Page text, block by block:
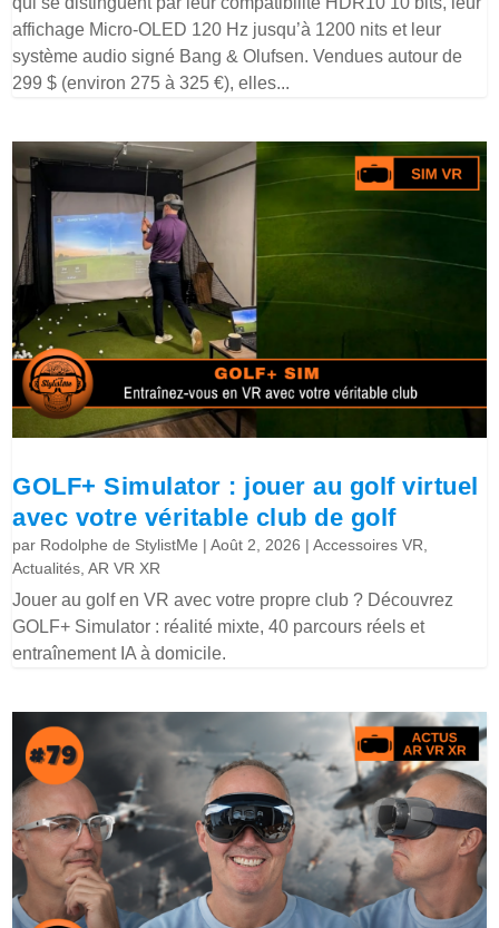
affichage Micro-OLED 120 Hz jusqu’à 1200 nits et leur
système audio signé Bang & Olufsen. Vendues autour de
299 $ (environ 275 à 325 €), elles...
GOLF+ Simulator : jouer au golf virtuel
avec votre véritable club de golf
par Rodolphe de StylistMe |Août 2, 2026 |Accessoires VR
Actualités ,AR VR XR
Jouer au golf en VR avec votre propre club ? Découvrez
GOLF+ Simulator : réalité mixte, 40 parcours réels et
entraînement IA à domicile.